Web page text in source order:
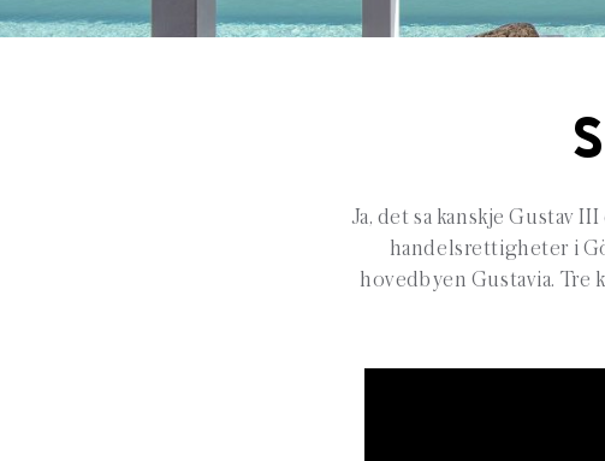
Ja, det sa kanskje Gustav
handelsrettigheter i
hovedbyen Gustavia. Tre